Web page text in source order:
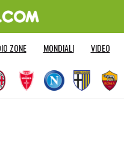
ZONE MONDIALI VIDEO